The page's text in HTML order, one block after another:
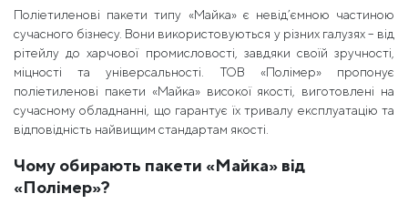
Поліетиленові пакети типу «Майка» є невід’ємною частиною
сучасного бізнесу. Вони використовуються у різних галузях – від
рітейлу до харчової промисловості, завдяки своїй зручності,
міцності та універсальності. ТОВ «Полімер» пропонує
поліетиленові пакети «Майка» високої якості, виготовлені на
сучасному обладнанні, що гарантує їх тривалу експлуатацію та
відповідність найвищим стандартам якості.
Чому обирають пакети «Майка» від
«Полімер»?